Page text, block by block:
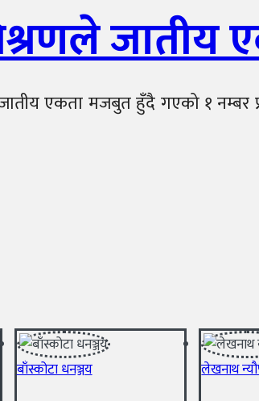
जातीय
एकता मजबुत हुँदै गएको १ नम्बर
बाँस्कोटा धनञ्जय लेखनाथ